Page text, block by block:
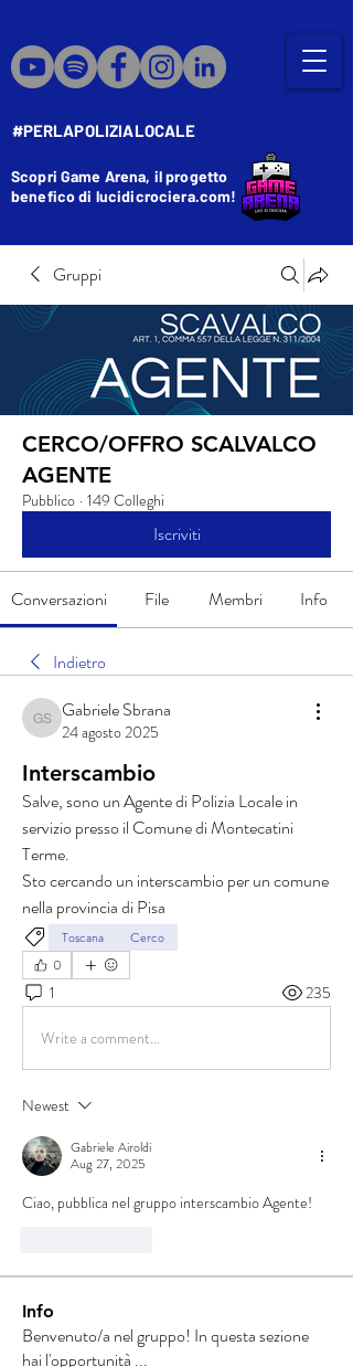
#PERLAPOLIZIALOCALE
Scopri Game Arena, il progetto
benefico di lucidicrociera.com!
Gruppi
CERCO/OFFRO SCALVALCO
AGENTE
Pubblico · 149 Colleghi
Iscriviti
Conversazioni File Membri Info
Indietro
Gabriele Sbrana
Gabriele Sbrana
24 agosto 2025
Interscambio
Salve, sono un Agente di Polizia Locale in
servizio presso il Comune di Montecatini
Terme.
Sto cercando un interscambio per un comune
nella provincia di Pisa
Toscana
Cerco
0
1 235
Write a comment...
Newest
Gabriele Airoldi
Aug 27, 2025
Ciao, pubblica nel gruppo interscambio Agente!
Info
Benvenuto/a nel gruppo! In questa sezione
hai l'opportunità ...